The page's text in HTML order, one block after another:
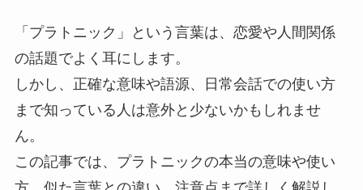
「プラトニック」という言葉は、恋愛や人間関係
の話題でよく耳にします。
しかし、正確な意味や語源、日常会話での使い方
まで知っている人は意外と少ないかもしれませ
ん。
この記事では、プラトニックの本当の意味や使い